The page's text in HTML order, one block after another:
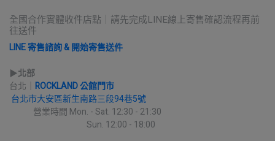
全國合作實體收件店點｜請先完成LINE線上寄售確認流程再前
往送件
LINE 寄售諮詢 & 開始寄售送件
▶︎北部
台北｜ ROCKLAND 公館門市
台北市大安區新生南路三段94巷5號
營業時間 Mon. - Sat. 12:30 - 21:30
Sun. 12:00 - 18:00